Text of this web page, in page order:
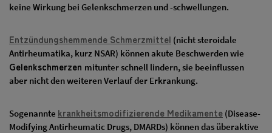
keine Wirkung bei Gelenkschmerzen und -schwellungen.
Entzündungshemmende Schmerzmittel (nicht steroidale
Antirheumatika, kurz NSAR) können akute Beschwerden wie
Gelenkschmerzen mitunter schnell lindern, sie beeinflussen
aber nicht den weiteren Verlauf der Erkrankung.
Sogenannte krankheitsmodifizierende Medikamente (Disease-
Modifying Antirheumatic Drugs, DMARDs) können das überaktive